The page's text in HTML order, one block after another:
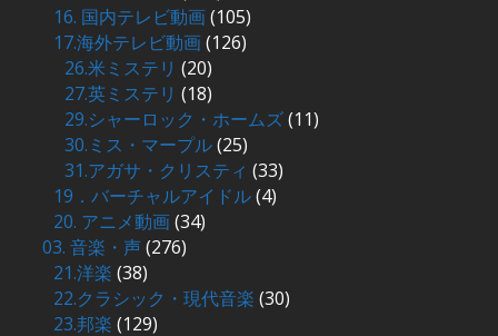
16. 国内テレビ動画(105)
17.海外テレビ動画(126)
26.米ミステリ (20)
27.英ミステリ (18)
29.シャーロック・ホームズ(11)
30.ミス・マープル(25)
31.アガサ・クリスティ (33)
19．バーチャルアイドル(4)
20. アニメ動画(34)
03. 音楽・声(276)
21.洋楽 (38)
22.クラシック・現代音楽 (30)
23.邦楽 (129)